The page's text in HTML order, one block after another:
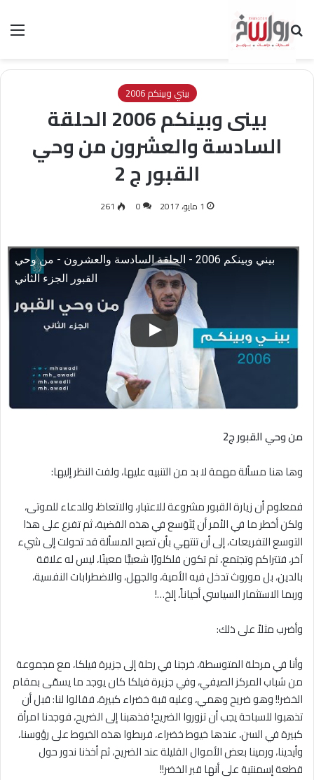
بحث عن
بيني وبينكم 2006
بينى وبينكم 2006 الحلقة
السادسة والعشرون من وحي
القبور ج 2
1 مايو، 2017 0
261
بيني وبينكم 2006 - الحلقة السادسة والعشرون - من وحي
القبور الجزء الثاني
من وحي القبور ج2
وها هنا مسألة مهمة لا بد من التنبيه عليها، ولفت النظر إليها:
فمعلوم أن زيارة القبور مشروعة للاعتبار، والاتعاظ، وللدعاء للموتى،
ولكن أخطر ما في الأمر أن يُتَوَسع في هذه القضية، ثم تفرع على هذا
التوسع التفريعات، إلى أن تنتهي بأن تصبح المسألة قد تحولت إلى شيء
آخر، فتتراكم وتجتمع، ثم تكون فلكلورًا شعبيًّا معينًا، ليس له علاقة
بالدين، بل موروث تدخل فيه الأمية، والجهل، والاضطرابات النفسية،
وربما الاستثمار السياسي أحياناً، إلخ…!
وأضرب مثلاً على ذلك:
وأنا في مرحلة المتوسطة، خرجنا في رحلة إلى جزيرة فيلكا، مع مجموعة
من شباب المركز الصيفي، وفي جزيرة فيلكا كان يوجد ما يسمّى بمقام
الخضر!! وهو ضريح وهمي، وعليه قبة خضراء كبيرة، فقالوا لنا: قبل أن
تذهبوا للسباحة يجب أن تزوروا الضريح! فذهبنا إلى الضريح، فوجدنا امرأة
كبيرة في السن، عندها خيوط خضراء، فربطوا هذه الخيوط على رؤوسنا،
وأيدينا، ورمينا بعض الأموال القليلة عند الضريح، ثم أخذنا ندور حول
قطعة إسمنتية على أنها قبر الخضر!!